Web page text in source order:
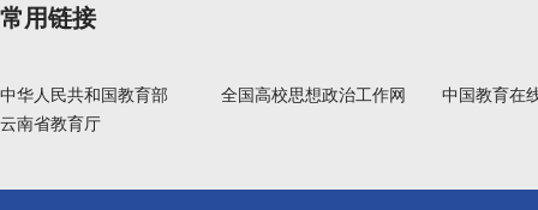
常用链接
中华人民共和国教育部 全国高校思想政治工作网
中国教育在
云南省教育厅